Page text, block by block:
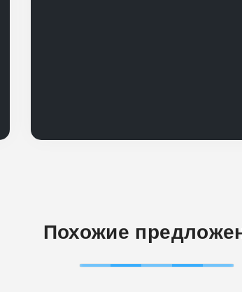
Похожие